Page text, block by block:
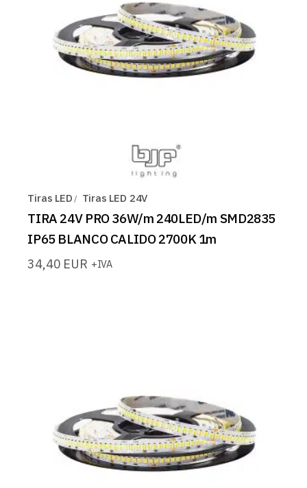
Tiras LED Tiras LED 24V
TIRA 24V PRO 36W/m 240LED/m SMD2835
IP65 BLANCO CALIDO 2700K 1m
34,40 EUR +IVA